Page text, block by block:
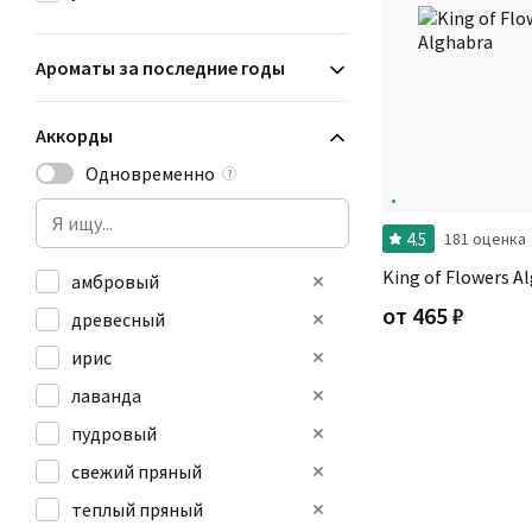
Ароматы за последние годы
Аккорды
Одновременно
?
амбровый
древесный
ирис
лаванда
пудровый
свежий пряный
теплый пряный
4.5 181 оценка
King of Flowers
от 465₽